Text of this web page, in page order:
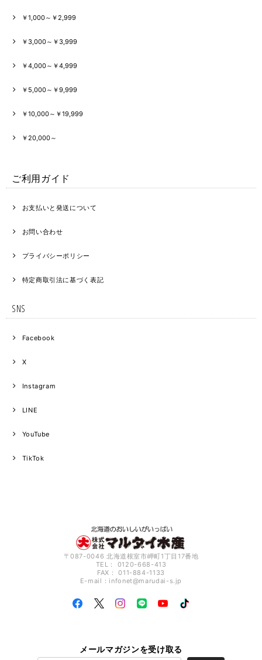
￥1,000～￥2,999
￥3,000～￥3,999
￥4,000～￥4,999
￥5,000～￥9,999
￥10,000～￥19,999
￥20,000～
ご利用ガイド
お支払いと発送について
お問い合わせ
プライバシーポリシー
特定商取引法に基づく表記
SNS
Facebook
X
Instagram
LINE
YouTube
TikTok
〒087-0046 北海道根室市岬町1丁目17番地
TEL： 0120-668-413
FAX： 011-884-1133
E-mail： infonet@marudai-s.jp
メールマガジンを受け取る